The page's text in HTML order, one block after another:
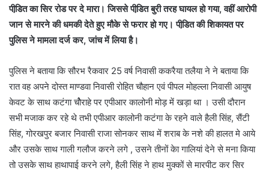
पीडि़त का सिर रोड पर दे मारा। जिससे पीडि़त बुरी तरह घायल हो गया, वहीं आरोपी
जान से मारने की धमकी देते हुए मौके से फरार हो गए। पीडि़त की शिकायत पर
पुलिस ने मामला दर्ज कर, जांच में लिया है।
पुलिस ने बताया कि सौरभ रैकवार 25 वर्ष निवासी ककरैया तलैया ने ने बताया कि
रात वह अपने दोस्त माण्डवा निवासी रोहित चौहान एवं पीपल मोहल्ला निवासी आयुष
केवट के साथ कटंगा चोैराहे पर एपीआर कालोनी मोड़ में खड़ा था । उसी दौरान
सभी मजाक कर रहे थे तभी एपीआर कालोनी कटंगा के रहने वाले हैली सिंह, सैंटी
सिंह, गोरखपुर बजार निवासी राजा सोनकर साथ में शराब के नशे की हालत मे आये
और उसके साथ गाली गलौज करने लगे , उसने तीनों केा गालियां देने से मना किया
तो उसके साथ हाथापाई करने लगे, हैली सिंह ने हाथ मुक्कों से मारपीट कर सिर